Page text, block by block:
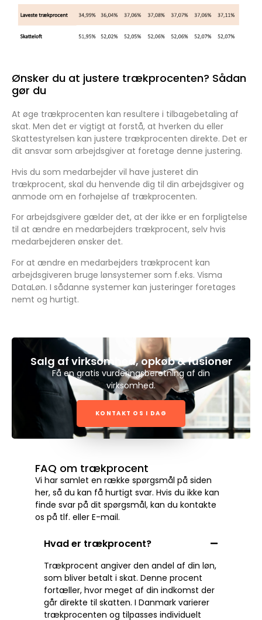
Ønsker du at justere trækprocenten? Sådan
gør du
At øge trækprocenten kan resultere i tilbagebetaling af
skat. Men det er vigtigt at forstå, at hverken du eller
Skattestyrelsen kan justere trækprocenten direkte. Det er
dit ansvar som arbejdsgiver at foretage denne justering.
Hvis du som medarbejder vil have justeret din
trækprocent, skal du henvende dig til din arbejdsgiver og
anmode om en forhøjelse af trækprocenten.
For arbejdsgivere gælder det, at der ikke er en forpligtelse
til at ændre en medarbejders trækprocent, selv hvis
medarbejderen ønsker det.
For at ændre en medarbejders trækprocent kan
arbejdsgiveren bruge lønsystemer som f.eks. Visma
DataLøn. I sådanne systemer kan justeringer foretages
nemt og hurtigt.
Salg af virksomhed, opkøb & fusioner
Få en gratis vurderingsberetning af din
virksomhed.
KONTAKT OS I DAG
FAQ om trækprocent
Vi har samlet en række spørgsmål på siden
her, så du kan få hurtigt svar. Hvis du ikke kan
finde svar på dit spørgsmål, kan du kontakte
os på tlf. eller E-mail.
Hvad er trækprocent?
Trækprocent angiver den andel af din løn,
som bliver betalt i skat. Denne procent
fortæller, hvor meget af din indkomst der
går direkte til skatten. I Danmark varierer
trækprocenten og tilpasses individuelt